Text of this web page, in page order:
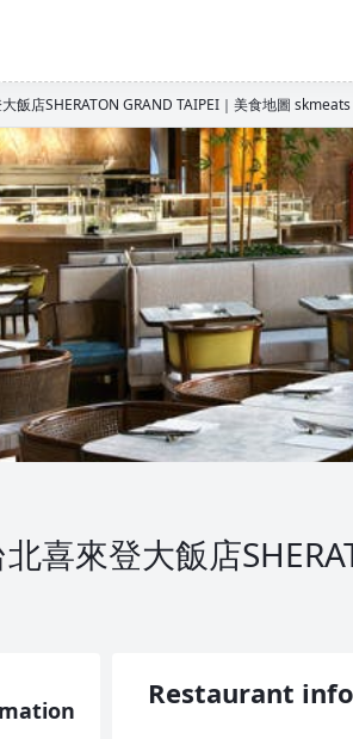
飯店SHERATON GRAND TAIPEI｜美食地圖 skmeats
北喜來登大飯店
Restaurant